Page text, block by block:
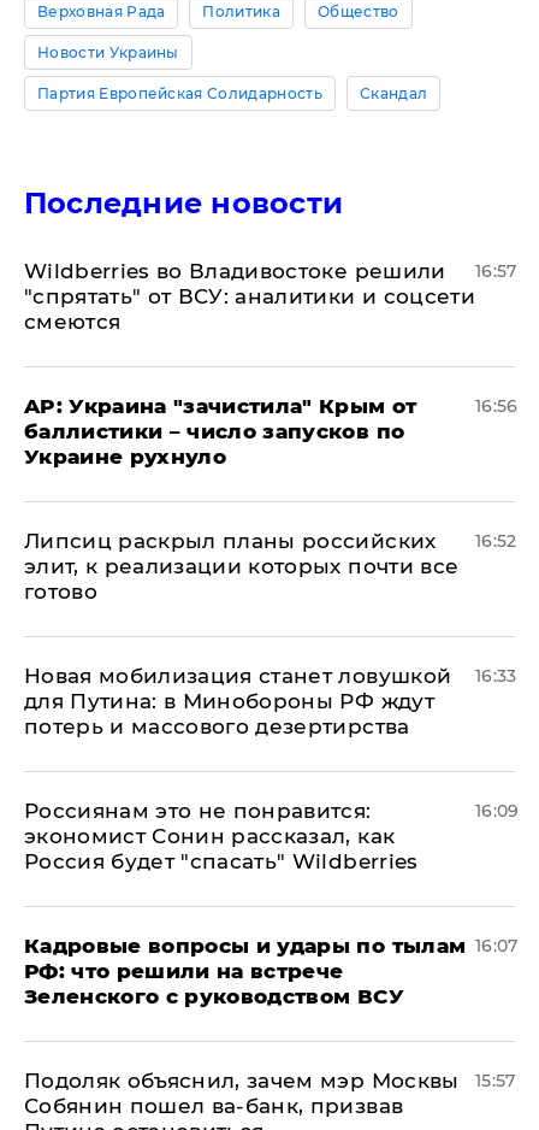
Верховная Рада Политика Общество
Новости Украины
Партия Европейская Солидарность Скандал
Последние новости
Wildberries во Владивостоке решили
"спрятать" от ВСУ: аналитики и соцсети
смеются
16:57
AP: Украина "зачистила" Крым от
баллистики – число запусков по
Украине рухнуло
16:56
Липсиц раскрыл планы российских
элит, к реализации которых почти все
готово
16:52
​Новая мобилизация станет ловушкой
для Путина: в Минобороны РФ ждут
потерь и массового дезертирства
16:33
Россиянам это не понравится:
экономист Сонин рассказал, как
Россия будет "спасать" Wildberries
16:09
Кадровые вопросы и удары по тылам
РФ: что решили на встрече
Зеленского с руководством ВСУ
16:07
Подоляк объяснил, зачем мэр Москвы
Собянин пошел ва-банк, призвав
15:57